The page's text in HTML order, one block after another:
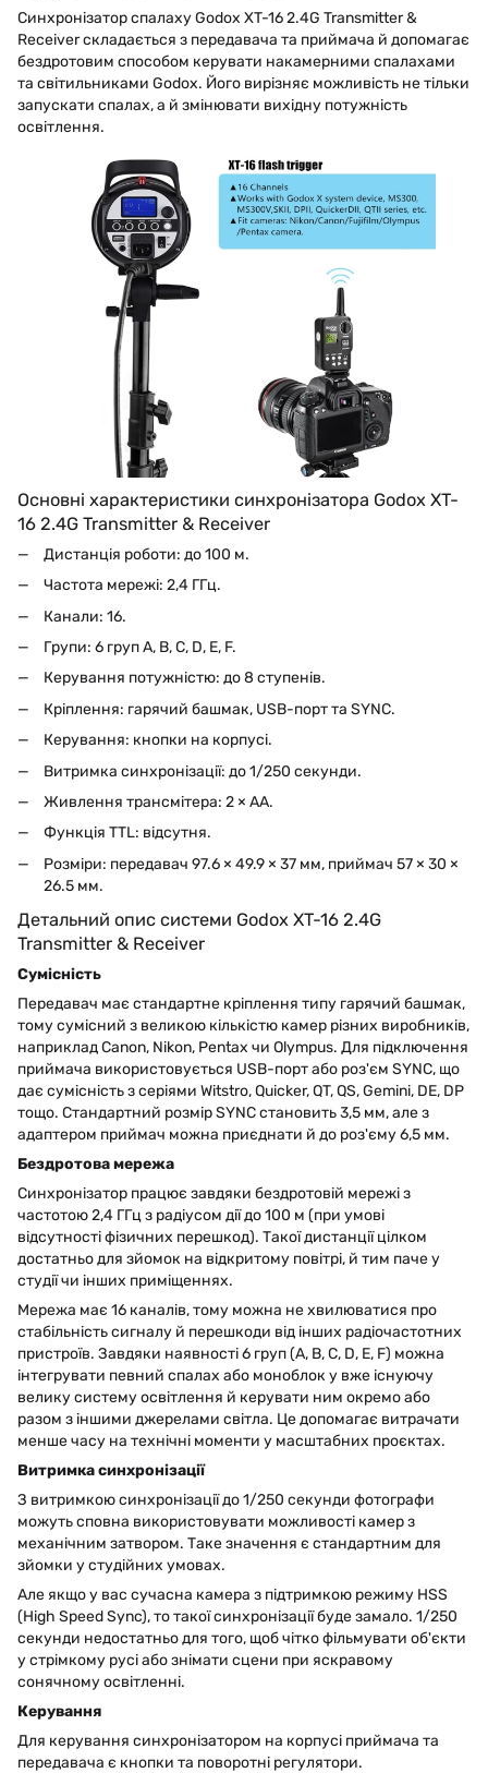
Синхронізатор спалаху Godox XT-16 2.4G Transmitter &
Receiver складається з передавача та приймача й допомагає
бездротовим способом керувати накамерними спалахами
та світильниками Godox. Його вирізняє можливість не тільки
запускати спалах, а й змінювати вихідну потужність
освітлення.
Основні характеристики синхронізатора Godox XT-
16 2.4G Transmitter & Receiver
Дистанція роботи: до 100 м.
Частота мережі: 2,4 ГГц.
Канали: 16.
Групи: 6 груп A, B, C, D, E, F.
Керування потужністю: до 8 ступенів.
Кріплення: гарячий башмак, USB-порт та SYNC.
Керування: кнопки на корпусі.
Витримка синхронізації: до 1/250 секунди.
Живлення трансмітера: 2 × AA.
Функція TTL: відсутня.
Розміри: передавач 97.6 × 49.9 × 37 мм, приймач 57 × 30 ×
26.5 мм.
Детальний опис системи Godox XT-16 2.4G
Transmitter & Receiver
Сумісність
Передавач має стандартне кріплення типу гарячий башмак,
тому сумісний з великою кількістю камер різних виробників,
наприклад Canon, Nikon, Pentax чи Olympus. Для підключення
приймача використовується USB-порт або роз'єм SYNC, що
дає сумісність з серіями Witstro, Quicker, QT, QS, Gemini, DE, DP
тощо. Стандартний розмір SYNC становить 3,5 мм, але з
адаптером приймач можна приєднати й до роз'єму 6,5 мм.
Бездротова мережа
Синхронізатор працює завдяки бездротовій мережі з
частотою 2,4 ГГц з радіусом дії до 100 м (при умові
відсутності фізичних перешкод). Такої дистанції цілком
достатньо для зйомок на відкритому повітрі, й тим паче у
студії чи інших приміщеннях.
Мережа має 16 каналів, тому можна не хвилюватися про
стабільність сигналу й перешкоди від інших радіочастотних
пристроїв. Завдяки наявності 6 груп (A, B, C, D, E, F) можна
інтегрувати певний спалах або моноблок у вже існуючу
велику систему освітлення й керувати ним окремо або
разом з іншими джерелами світла. Це допомагає витрачати
менше часу на технічні моменти у масштабних проєктах.
Витримка синхронізації
З витримкою синхронізації до 1/250 секунди фотографи
можуть сповна використовувати можливості камер з
механічним затвором. Таке значення є стандартним для
зйомки у студійних умовах.
Але якщо у вас сучасна камера з підтримкою режиму HSS
(High Speed Sync), то такої синхронізації буде замало. 1/250
секунди недостатньо для того, щоб чітко фільмувати об'єкти
у стрімкому русі або знімати сцени при яскравому
сонячному освітленні.
Керування
Для керування синхронізатором на корпусі приймача та
передавача є кнопки та поворотні регулятори.